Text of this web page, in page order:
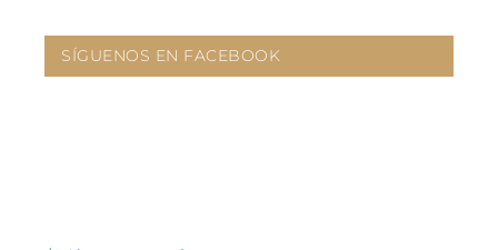
SÍGUENOS EN FACEBOOK